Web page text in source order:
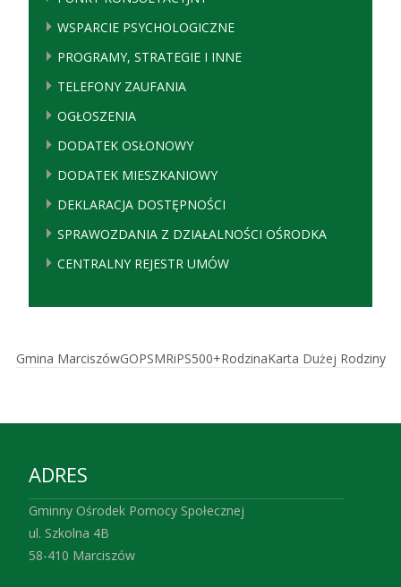
WSPARCIE PSYCHOLOGICZNE
PROGRAMY, STRATEGIE I INNE
TELEFONY ZAUFANIA
OGŁOSZENIA
DODATEK OSŁONOWY
DODATEK MIESZKANIOWY
DEKLARACJA DOSTĘPNOŚCI
SPRAWOZDANIA Z DZIAŁALNOŚCI OŚRODKA
CENTRALNY REJESTR UMÓW
Gmina MarciszówGOPSMRiPS500+RodzinaKarta Dużej Rodziny
ADRES
Gminny Ośrodek Pomocy Społecznej
ul. Szkolna 4B
58-410 Marciszów